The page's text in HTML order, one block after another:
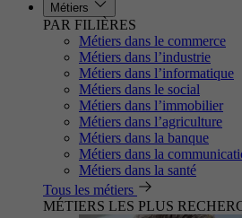
Métiers
PAR FILIÈRES
Métiers dans le commerce
Métiers dans l’industrie
Métiers dans l’informatique
Métiers dans le social
Métiers dans l’immobilier
Métiers dans l’agriculture
Métiers dans la banque
Métiers dans la
Métiers dans la santé
Tous les métiers
MÉTIERS LES PLUS